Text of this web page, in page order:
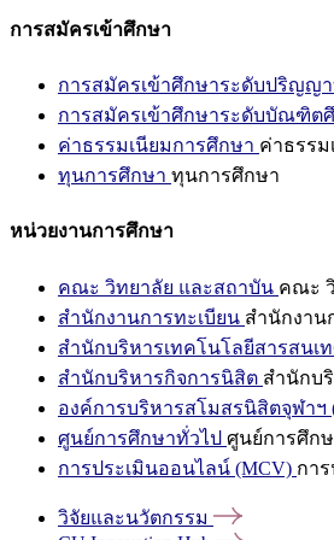
การสมัครเข้าศึกษา
การสมัครเข้าศึกษาระดับปริญญ
การสมัครเข้าศึกษาระดับบัณฑิต
ค่าธรรมเนียมการศึกษา ค่าธรรม
ทุนการศึกษา ทุนการศึกษา
หน่วยงานการศึกษา
คณะ วิทยาลัย และสถาบัน คณะ
สำนักงานการทะเบียน สำนักงาน
สำนักบริหารเทคโนโลยีสารสนเ
สำนักบริหารกิจการนิสิต สำนักบ
องค์การบริหารสโมสรนิสิตจุฬาฯ
ศูนย์การศึกษาทั่วไป ศูนย์การศึก
การประเมินออนไลน์ (MCV) กา
วิจัยและนวัตกรรม